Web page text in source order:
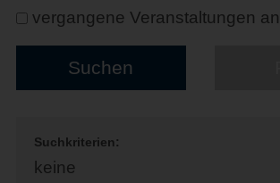
vergangene Veranstaltungen
Suchkriterien:
keine